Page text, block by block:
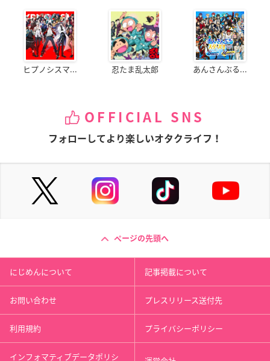
ヒプノシスマ... 忍たま乱太郎 あんさんぶる...
OFFICIAL SNS
フォローしてより楽しいオタクライフ！
ページの先頭へ
にじめんについて 記事掲載について
お問い合わせ プレスリリース送付先
利用規約 プライバシーポリシー
インフォマティブデータポリシ